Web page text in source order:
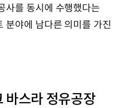
사를 동시에 수행했다는
분야에 남다른 의미를 가진
바스라 정유공장